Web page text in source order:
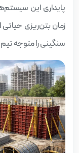
پایداری این
زمان بتن‌ریزی حیاتی
سنگینی را متوجه تیم